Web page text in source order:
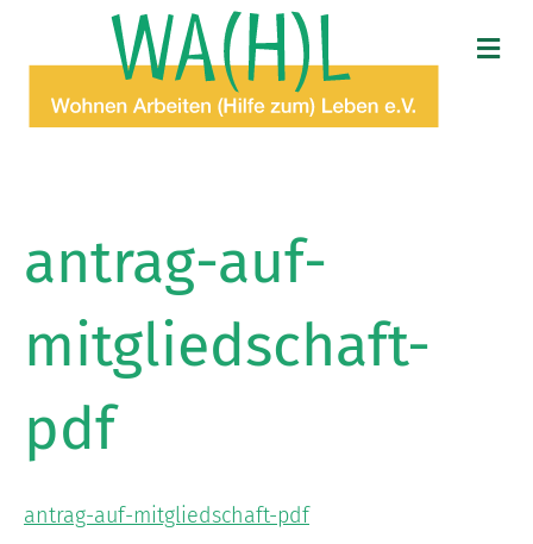
N
A
antrag-auf-
mitgliedschaft-
pdf
antrag-auf-mitgliedschaft-pdf